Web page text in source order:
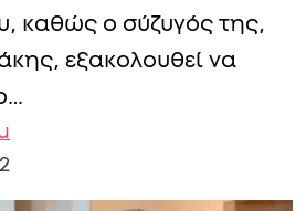
καθώς ο σύζυγός της,
εξακολουθεί να